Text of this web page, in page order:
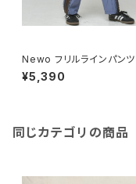
Newo フリルラインパンツ 35
26711
¥5,390
同じカテゴリの商品